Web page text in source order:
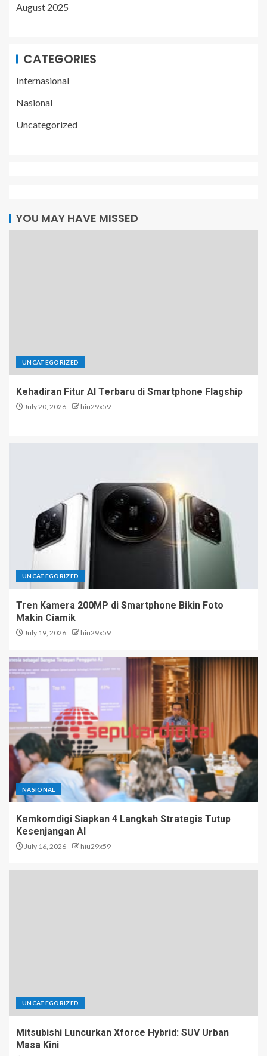
August 2025
CATEGORIES
Internasional
Nasional
Uncategorized
YOU MAY HAVE MISSED
UNCATEGORIZED
Kehadiran Fitur AI Terbaru di Smartphone Flagship
July 20, 2026 hiu29x59
UNCATEGORIZED
Tren Kamera 200MP di Smartphone Bikin Foto
Makin Ciamik
July 19, 2026 hiu29x59
NASIONAL
Kemkomdigi Siapkan 4 Langkah Strategis Tutup
Kesenjangan AI
July 16, 2026 hiu29x59
UNCATEGORIZED
Mitsubishi Luncurkan Xforce Hybrid: SUV Urban
Masa Kini